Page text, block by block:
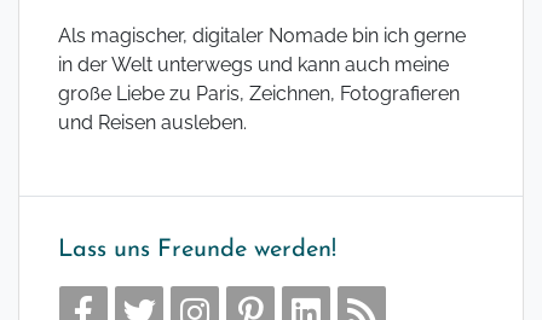
Als magischer, digitaler Nomade bin ich gerne
in der Welt unterwegs und kann auch meine
große Liebe zu Paris, Zeichnen, Fotografieren
und Reisen ausleben.
Lass uns Freunde werden!